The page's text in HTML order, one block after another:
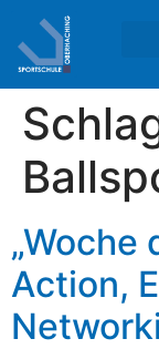
„Woche
Action,